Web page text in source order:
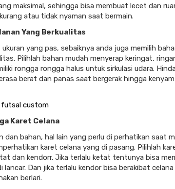
maksimal, sehingga bisa membuat lecet dan
atau tidak nyaman saat bermain.
Yang Berkualitas
yang pas, sebaiknya anda juga memilih
Pilihlah bahan mudah menyerap keringat,
rongga rongga halus untuk sirkulasi udara.
berat dan panas saat bergerak hingga
futsal custom
Karet Celana
dan bahan, hal lain yang perlu di perhatikan saat
karet celana yang di pasang. Pilihlah
dan kendorr. Jika terlalu ketat tentunya bisa
lancar. Dan jika terlalu kendor bisa berakibat
berlari.